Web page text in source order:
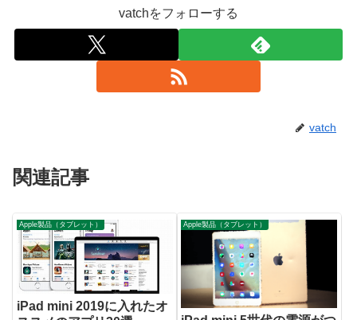
vatchをフォローする
vatch
関連記事
Apple製品（タブレット）
iPad mini 2019に入れたオ
Apple製品（タブレット）